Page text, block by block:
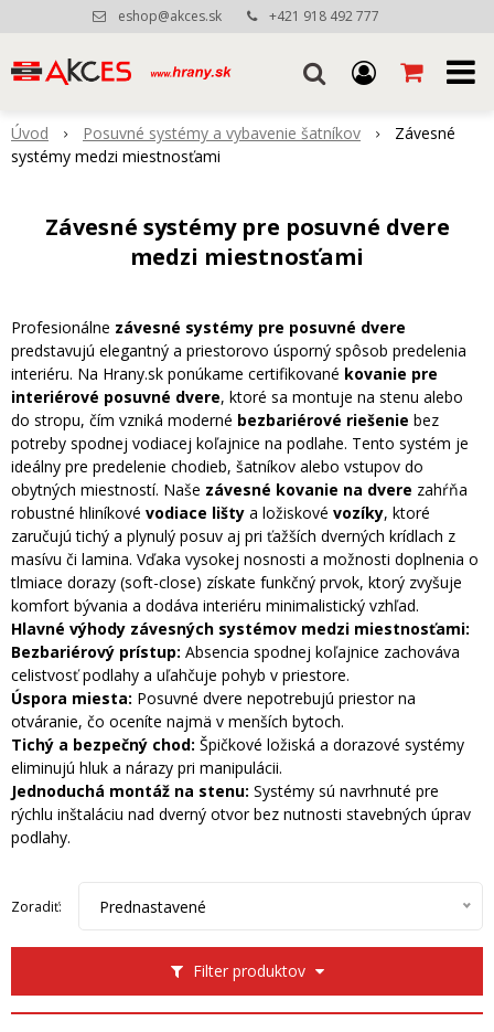
eshop@akces.sk +421 918 492 777
Úvod Posuvné systémy a vybavenie šatníkov
Závesné
systémy medzi miestnosťami
Závesné systémy pre posuvné dvere
medzi miestnosťami
Profesionálne závesné systémy pre posuvné dvere
predstavujú elegantný a priestorovo úsporný spôsob predelenia
interiéru. Na Hrany.sk ponúkame certifikované kovanie pre
interiérové posuvné dvere, ktoré sa montuje na stenu alebo
do stropu, čím vzniká moderné bezbariérové riešenie bez
potreby spodnej vodiacej koľajnice na podlahe. Tento systém je
ideálny pre predelenie chodieb, šatníkov alebo vstupov do
obytných miestností. Naše závesné kovanie na dvere zahŕňa
robustné hliníkové vodiace lišty a ložiskové vozíky, ktoré
zaručujú tichý a plynulý posuv aj pri ťažších dverných krídlach z
masívu či lamina. Vďaka vysokej nosnosti a možnosti doplnenia o
tlmiace dorazy (soft-close) získate funkčný prvok, ktorý zvyšuje
komfort bývania a dodáva interiéru minimalistický vzhľad.
Hlavné výhody závesných systémov medzi miestnosťami:
Bezbariérový prístup: Absencia spodnej koľajnice zachováva
celistvosť podlahy a uľahčuje pohyb v priestore.
Úspora miesta: Posuvné dvere nepotrebujú priestor na
otváranie, čo oceníte najmä v menších bytoch.
Tichý a bezpečný chod: Špičkové ložiská a dorazové systémy
eliminujú hluk a nárazy pri manipulácii.
Jednoduchá montáž na stenu: Systémy sú navrhnuté pre
rýchlu inštaláciu nad dverný otvor bez nutnosti stavebných úprav
podlahy.
Filter produktov
Zoradiť: Prednastavené